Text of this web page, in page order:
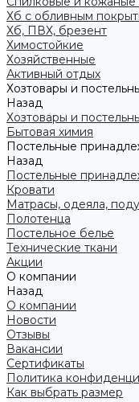
Хб с обливным
Хб, ПВХ, брезент
Химостойкие
Хозяйственные
Активный отдых
Хозтовары и
Назад
Хозтовары и
Бытовая химия
Постельные
Назад
Постельные
Кровати
Матрасы, одеяла,
Полотенца
Постельное белье
Технические ткани
Акции
О компании
Назад
О компании
Новости
Отзывы
Вакансии
Сертификаты
Политика
Как выбрать размер